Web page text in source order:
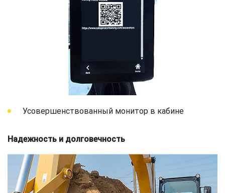
Усовершенствованный монитор в кабине
Надежность и долговечность